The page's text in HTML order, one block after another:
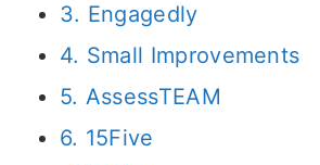
3. Engagedly
4. Small Improvements
5. AssessTEAM
6. 15Five